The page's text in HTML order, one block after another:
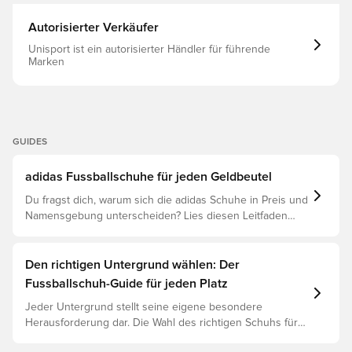
Autorisierter Verkäufer
Unisport ist ein autorisierter Händler für führende
Marken
GUIDES
adidas Fussballschuhe für jeden Geldbeutel
Du fragst dich, warum sich die adidas Schuhe in Preis und
Namensgebung unterscheiden? Lies diesen Leitfaden
Den richtigen Untergrund wählen: Der
Fussballschuh-Guide für jeden Platz
Jeder Untergrund stellt seine eigene besondere
Herausforderung dar. Die Wahl des richtigen Schuhs für